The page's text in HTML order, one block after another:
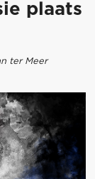
plaats
ter Meer